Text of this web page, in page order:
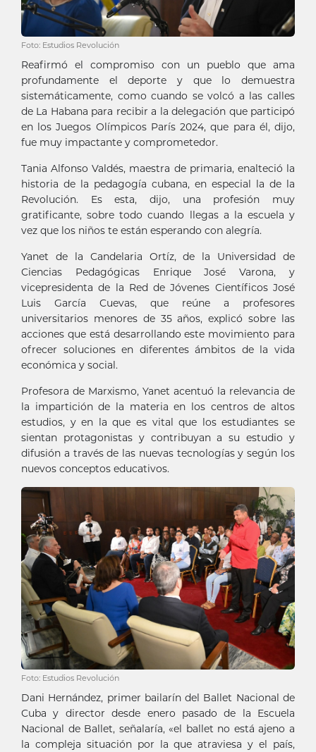
Foto: Estudios Revolución
Reafirmó el compromiso con un pueblo que ama
profundamente el deporte y que lo demuestra
sistemáticamente, como cuando se volcó a las calles
de La Habana para recibir a la delegación que participó
en los Juegos Olímpicos París 2024, que para él, dijo,
fue muy impactante y comprometedor.
Tania Alfonso Valdés, maestra de primaria, enalteció la
historia de la pedagogía cubana, en especial la de la
Revolución. Es esta, dijo, una profesión muy
gratificante, sobre todo cuando llegas a la escuela y
vez que los niños te están esperando con alegría.
Yanet de la Candelaria Ortíz, de la Universidad de
Ciencias Pedagógicas Enrique José Varona, y
vicepresidenta de la Red de Jóvenes Científicos José
Luis García Cuevas, que reúne a profesores
universitarios menores de 35 años, explicó sobre las
acciones que está desarrollando este movimiento para
ofrecer soluciones en diferentes ámbitos de la vida
económica y social.
Profesora de Marxismo, Yanet acentuó la relevancia de
la impartición de la materia en los centros de altos
estudios, y en la que es vital que los estudiantes se
sientan protagonistas y contribuyan a su estudio y
difusión a través de las nuevas tecnologías y según los
nuevos conceptos educativos.
Foto: Estudios Revolución
Dani Hernández, primer bailarín del Ballet Nacional de
Cuba y director desde enero pasado de la Escuela
Nacional de Ballet, señalaría, «el ballet no está ajeno a
la compleja situación por la que atraviesa y el país,